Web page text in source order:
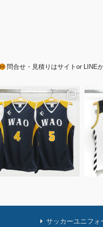
問合せ・見積りはサイトor LINE
サッカーユニフォ